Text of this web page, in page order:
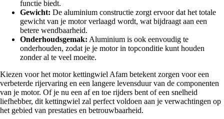
functie biedt.
Gewicht: De aluminium constructie zorgt ervoor dat het totale
gewicht van je motor verlaagd wordt, wat bijdraagt aan een
betere wendbaarheid.
Onderhoudsgemak: Aluminium is ook eenvoudig te
onderhouden, zodat je je motor in topconditie kunt houden
zonder al te veel moeite.
Kiezen voor het motor kettingwiel Afam betekent zorgen voor een
verbeterde rijervaring en een langere levensduur van de componenten
van je motor. Of je nu een af en toe rijders bent of een snelheid
liefhebber, dit kettingwiel zal perfect voldoen aan je verwachtingen op
het gebied van prestaties en betrouwbaarheid.